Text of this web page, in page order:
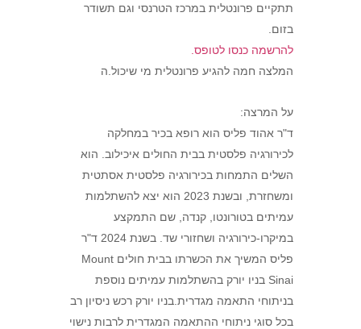
תתקיים פרונטלית במרכז הטרנסי וגם תשודר
בזום.
להרשמה כנסו לטופס.
המלצה חמה להגיע פרונטלית מי שיכול.ה
על המרצה:
ד"ר אהוד פליס הוא רופא בכיר במחלקה
לכירורגיה פלסטית בבית החולים איכילוב. הוא
השלים התמחות בכירורגיה פלסטית אסתטית
ומשחזרת, ובשנת 2023 הוא יצא להשתלמות
עמיתים בטורונטו, קנדה, שם התמקצע
במיקרו-כירורגיה ושחזורי שד. בשנת 2024 ד"ר
פליס המשיך את הכשרתו בבית חולים Mount
Sinai בניו יורק בהשתלמות עמיתים נוספת
בניתוחי התאמה מגדרית.בניו יורק רכש ניסיון רב
בכל סוגי ניתוחי ההתאמה המגדרית לרבות נישוי